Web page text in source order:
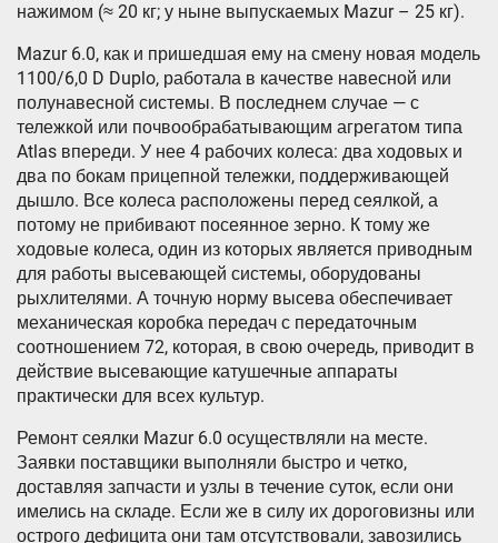
нажимом (≈ 20 кг; у ныне выпускаемых Mazur – 25 кг).
Mazur 6.0, как и пришедшая ему на смену новая модель
1100/6,0 D Duplo, работала в качестве навесной или
полунавесной системы. В последнем случае — с
тележкой или почвообрабатывающим агрегатом типа
Atlas впереди. У нее 4 рабочих колеса: два ходовых и
два по бокам прицепной тележки, поддерживающей
дышло. Все колеса расположены перед сеялкой, а
потому не прибивают посеянное зерно. К тому же
ходовые колеса, один из которых является приводным
для работы высевающей системы, оборудованы
рыхлителями. А точную норму высева обеспечивает
механическая коробка передач с передаточным
соотношением 72, которая, в свою очередь, приводит в
действие высевающие катушечные аппараты
практически для всех культур.
Ремонт сеялки Mazur 6.0 осуществляли на месте.
Заявки поставщики выполняли быстро и четко,
доставляя запчасти и узлы в течение суток, если они
имелись на складе. Если же в силу их дороговизны или
острого дефицита они там отсутствовали, завозились